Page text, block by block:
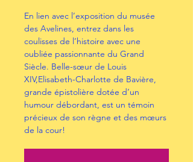
En lien avec l’exposition du musée
des Avelines, entrez dans les
coulisses de l’histoire avec une
oubliée passionnante du Grand
Siècle. Belle-sœur de Louis
XIV,Elisabeth-Charlotte de Bavière,
grande épistolière dotée d’un
humour débordant, est un témoin
précieux de son règne et des mœurs
de la cour!